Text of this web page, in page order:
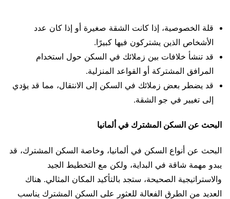
قلة الخصوصية، إذا كانت الشقة صغيرة أو إذا كان عدد
الأشخاص الذين يشتركون فيها كبيرًا.
قد تنشأ خلافات بين زملائك في السكن حول استخدام
المرافق المشتركة أو القواعد المنزلية.
قد يضطر بعض زملائك في السكن إلى الانتقال، مما قد يؤدي
إلى تغيير في جو الشقة.
البحث عن السكن المشترك في ألمانيا
البحث عن أنواع السكن في ألمانيا، وخاصة السكن المشترك، قد
يبدو مهمة شاقة في البداية، ولكن مع التخطيط الجيد
والاستراتيجية الصحيحة، ستجد بالتأكيد المكان المثالي. هناك
العديد من الطرق الفعالة للعثور على السكن المشترك يناسب